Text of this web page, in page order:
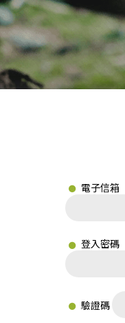
電子信箱
登入密碼
驗證碼